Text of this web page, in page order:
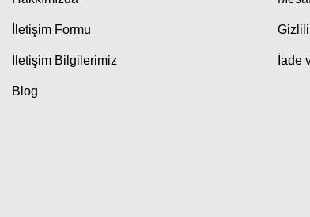
İletişim Formu
İletişim Bilgilerimiz
Blog
İade